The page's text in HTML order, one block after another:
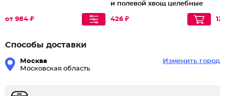
от 984 ₽
и полевой хвощ целебные
426 ₽
Способы доставки
Москва
Московская область
Изменить город